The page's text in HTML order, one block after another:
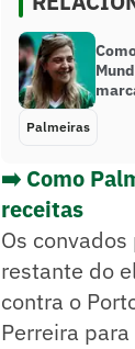
Palmeiras
➡️ Como
receitas
Os
restante do
contra o
Perreira